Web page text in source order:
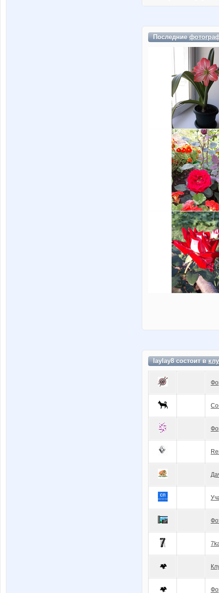
Последние
laylay8 состоит в